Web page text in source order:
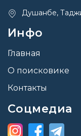
Душанбе,
Инфо
Главная
О поисковике
Контакты
Соцмедиа